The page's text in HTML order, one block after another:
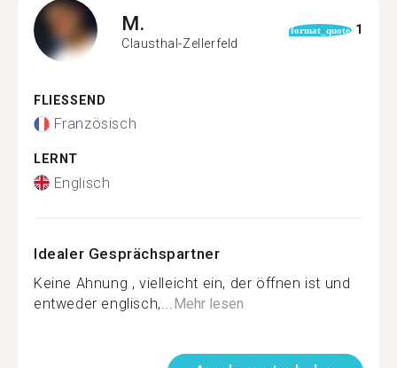
M.
Clausthal-Zellerfeld
format_quote 1
FLIESSEND
Französisch
LERNT
Englisch
Idealer Gesprächspartner
Keine Ahnung , vielleicht ein, der öffnen ist und
entweder englisch,... Mehr lesen